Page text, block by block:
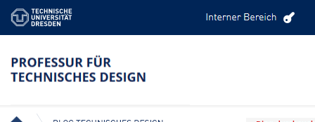
BEITRÄGE MIT DEM TAG: TDDRESDEN